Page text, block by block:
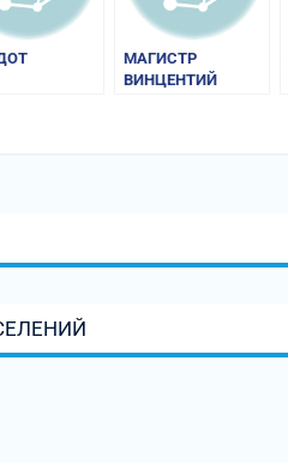
МАГИСТР
ВИНЦЕНТИЙ